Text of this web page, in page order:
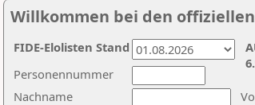
Willkommen bei den
Nachname
Personennummer
FIDE-Elolisten Stand